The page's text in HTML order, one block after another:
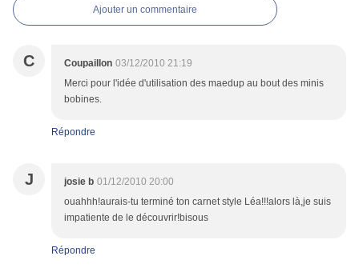
Ajouter un commentaire
C Coupaillon 03/12/2010 21:19
Merci pour l'idée d'utilisation des maedup au bout des minis
bobines.
Répondre
J josie b 01/12/2010 20:00
ouahhh!aurais-tu terminé ton carnet style Léa!!!alors là,je suis
impatiente de le découvrir!bisous
Répondre